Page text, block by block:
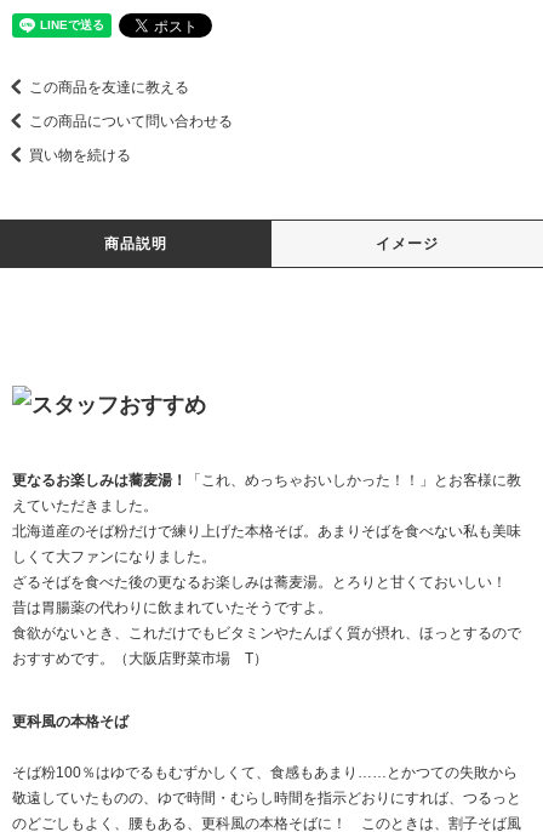
この商品を友達に教える
この商品について問い合わせる
買い物を続ける
商品説明 イメージ
更なるお楽しみは蕎麦湯！
「これ、めっちゃおいしかった！！」とお客様に教
えていただきました。
北海道産のそば粉だけで練り上げた本格そば。あまりそばを食べない私も美味
しくて大ファンになりました。
ざるそばを食べた後の更なるお楽しみは蕎麦湯。とろりと甘くておいしい！
昔は胃腸薬の代わりに飲まれていたそうですよ。
食欲がないとき、これだけでもビタミンやたんぱく質が摂れ、ほっとするので
おすすめです。（大阪店野菜市場 T）
更科風の本格そば
そば粉100％はゆでるもむずかしくて、食感もあまり……とかつての失敗から
敬遠していたものの、ゆで時間・むらし時間を指示どおりにすれば、つるっと
のどごしもよく、腰もある、更科風の本格そばに！ このときは、割子そば風